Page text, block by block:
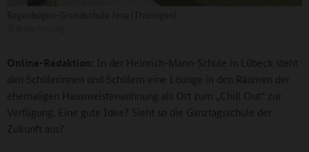
Online-Redaktion: In der Heinrich-Mann-Schule in Lübeck steht
den Schülerinnen und Schülern eine Lounge in den Räumen der
ehemaligen Hausmeisterwohnung als Ort zum „Chill Out“ zur
Verfügung. Eine gute Idee? Sieht so die Ganztagsschule der
Zukunft aus?